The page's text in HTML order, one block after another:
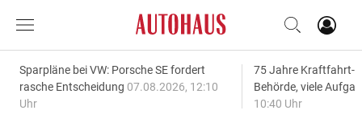
Sparpläne bei VW: Porsche SE fordert
rasche Entscheidung 07.08.2026, 12:10
Uhr
75 Jahre Kraftfahrt-
Behörde, viele
10:40 Uhr